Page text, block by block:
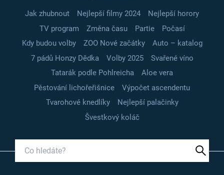
Jak zhubnout Nejlepší filmy 2024
Nejlepší horory
TV program
Změna času Partie
Počasí
Kdy budou volby
ZOO Nové začátky
Auto – katalog
7 pádů Honzy Dědka
Volby 2025
Svařené víno
Tatarák podle Pohlreicha
Aloe vera
Pěstování lichořeřišnice
Výpočet ascendentu
Tvarohové knedlíky
Nejlepší palačinky
Švestkový koláč